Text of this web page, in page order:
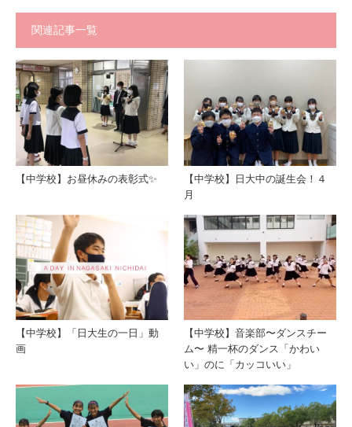
関連記事一覧
【中学校】お昼休みの表彰式✨
【中学校】日大中の誕生会！４
月
【中学校】「日大生の一日」動
画
【中学校】音楽部〜ダンスチー
ム〜 精一杯のダンス「かわい
い」のに「カッコいい」